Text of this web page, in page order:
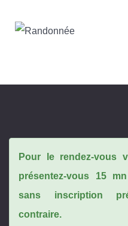
Pour le rendez-vous
présentez-vous 15
sans inscription
contraire.